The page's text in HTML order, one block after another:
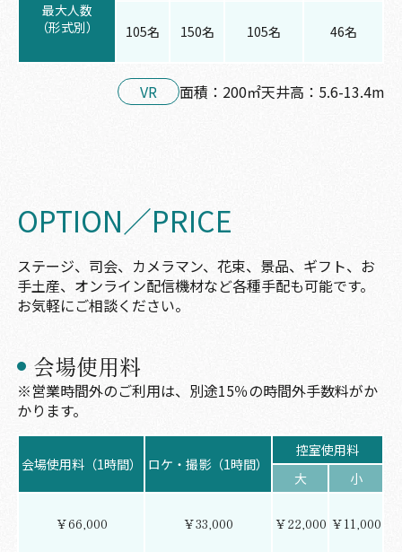
最大人数
（形式別）
105名 150名 105名 46名
VR 面積：200㎡天井高：5.6-13.4m
OPTION／PRICE
ステージ、司会、カメラマン、花束、景品、ギフト、お
手土産、オンライン配信機材など各種手配も可能です。
お気軽にご相談ください。
会場使用料
※営業時間外のご利用は、別途15％の時間外手数料がか
かります。
会場使用料（1時間） ロケ・撮影（1時間）
控室使用料
大
小
￥66,000 ￥33,000 ￥22,000 ￥11,000